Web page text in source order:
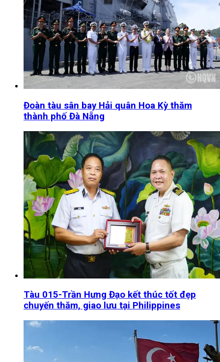
Đoàn tàu sân bay Hải quân Hoa Kỳ thăm
thành phố Đà Nẵng
Tàu 015-Trần Hưng Đạo kết thúc tốt đẹp
chuyến thăm, giao lưu tại Philippines